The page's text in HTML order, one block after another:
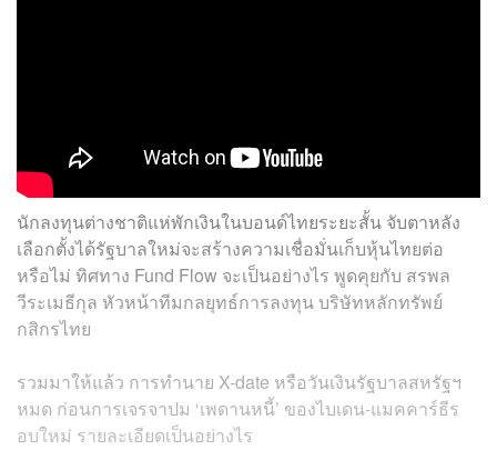
นักลงทุนต่างชาติแห่พักเงินในบอนด์ไทยระยะสั้น จับตาหลัง
เลือกตั้งได้รัฐบาลใหม่จะสร้างความเชื่อมั่นเก็บหุ้นไทยต่อ
หรือไม่ ทิศทาง Fund Flow จะเป็นอย่างไร พูดคุยกับ สรพล
วีระเมธีกุล หัวหน้าทีมกลยุทธ์การลงทุน บริษัทหลักทรัพย์
กสิกรไทย
รวมมาให้แล้ว การทำนาย X-date หรือวันเงินรัฐบาลสหรัฐฯ
หมด ก่อนการเจรจาปม ‘เพดานหนี้’ ของไบเดน-แมคคาร์ธีร
อบใหม่ รายละเอียดเป็นอย่างไร